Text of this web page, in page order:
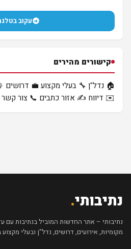
עקוב
קישורים מהירים
🏠 נדל"ן 🔧 בעלי מקצוע 💼 דרושים
✉️ דיווח ✍️ אזור כתבים 📞 צור קשר
נתיבותי.
נתיבותי – אתר החדשות המוביל בנתיבות עם
מקומיות, אירועים, דרושים, נדל"ן ובעלי